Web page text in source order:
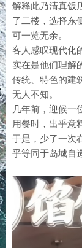
解释此乃清真饭
了二楼，选择东
可一览无余。
客人感叹现代化
实在是他们理解
传统、特色的建
无人不知。
几年前，迎候一
用餐时，出乎意
于是，少了一次
乎等同于岛城自